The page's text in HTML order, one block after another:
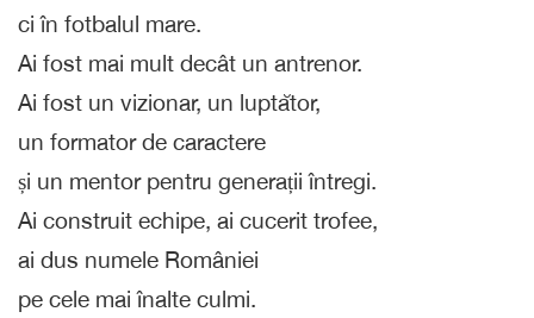
ci în fotbalul mare.
Ai fost mai mult decât un antrenor.
Ai fost un vizionar, un luptător,
un formator de caractere
și un mentor pentru generații întregi.
Ai construit echipe, ai cucerit trofee,
ai dus numele României
pe cele mai înalte culmi.